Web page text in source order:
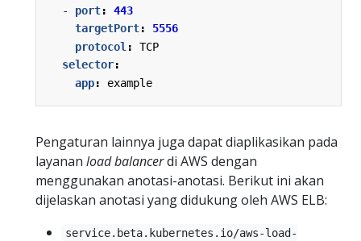
- port:
443
targetPort:
5556
protocol :
TCP
selector:
app: example
Pengaturan lainnya juga dapat diaplikasikan pada
layanan load balancerdi AWS dengan
menggunakan anotasi-anotasi. Berikut ini akan
dijelaskan anotasi yang didukung oleh AWS ELB:
service.beta.kubernetes.io/aws-load-